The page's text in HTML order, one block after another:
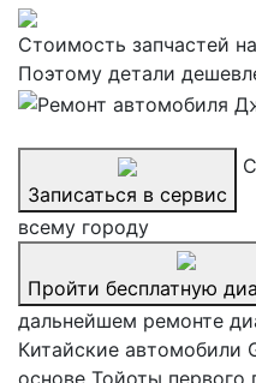
Стоимость запчастей
Поэтому детали
Записаться в сервис
всему городу
Пройти бесплатную
дальнейшем ремонте
Китайские автомобили
основе Тойоты